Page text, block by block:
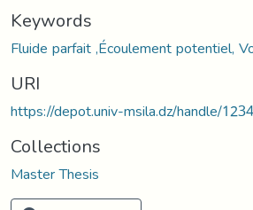
Keywords
Fluide parfait ,Écoulement potentiel,
URI
https://depot.univ-msila.dz/handle/
Collections
Master Thesis